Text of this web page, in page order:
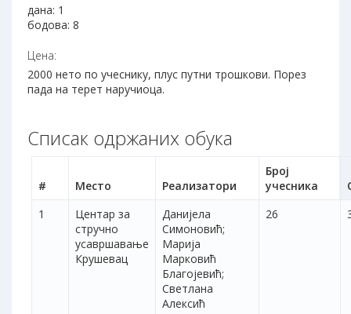
дана: 1
бодова: 8
Цена:
2000 нето по учеснику, плус путни трошкови. Порез
пада на терет наручиоца.
Списак одржаних обука
# Место Реализатори
Број
учесника
1
Центар за
стручно
усавршавање
Крушевац
Данијела
Симоновић;
Марија
Марковић
Благојевић;
Светлана
Алексић
26